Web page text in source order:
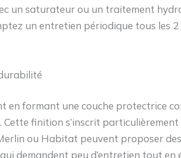
un saturateur ou un traitement
un entretien périodique tous les 2
en formant une couche protectrice
finition s’inscrit particulièrement
ou Habitat peuvent proposer des
demandent peu d’entretien tout en